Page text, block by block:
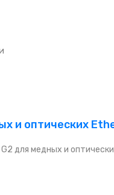
и оптических
для медных и